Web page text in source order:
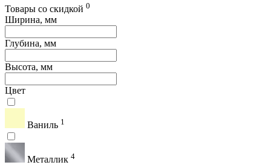
Товары со скидкой 0
Ширина, мм
Глубина, мм
Высота, мм
Цвет
Ваниль 1
Металлик 4